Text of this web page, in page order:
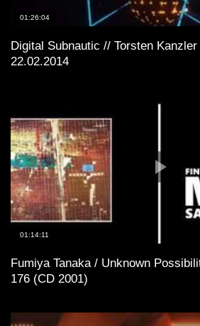
01:26:04
Digital Subnautic // Torsten
22.02.2014
01:14:11
Fumiya Tanaka / Unknown
176 (CD 2001)